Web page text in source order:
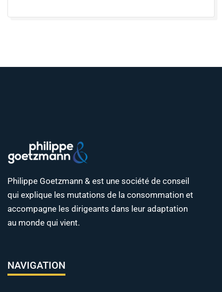
Philippe Goetzmann & est une société de conseil
qui explique les mutations de la consommation et
accompagne les dirigeants dans leur adaptation
au monde qui vient.
NAVIGATION